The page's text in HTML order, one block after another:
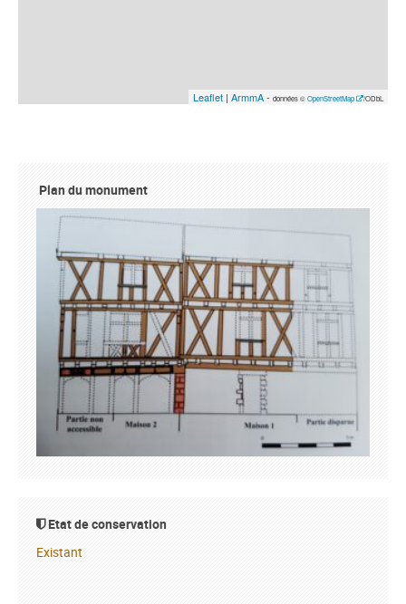
Leaflet | ArmmA- données ©OpenStreetMap /ODbL
Plan du monument
Etat de conservation
Existant